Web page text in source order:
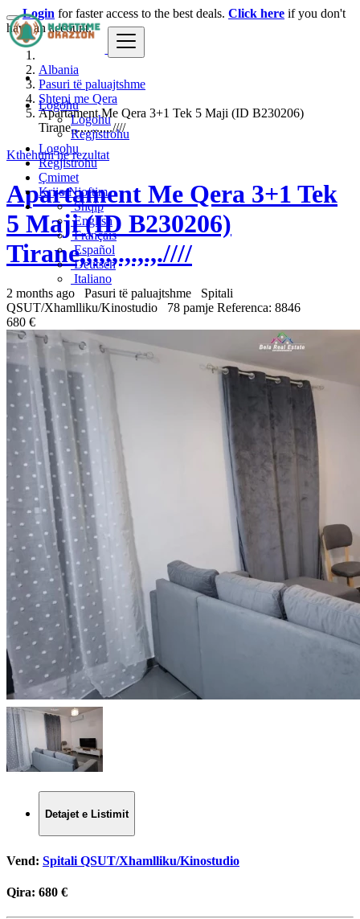
Logohu
Logohu
Regjistrohu
Logohu
Regjistrohu
Çmimet
Krijo Njoftim
Shqip
English
Français
Español
Deutsch
Italiano
Login for faster access to the best deals. Click here if you don't
have an account.
Albania
Pasuri të paluajtshme
Shtepi me Qera
Apartament Me Qera 3+1 Tek 5 Maji (ID B230206)
Tirane,,.,.,.,.,.,.////
Kthehuni ne rezultat
Apartament Me Qera 3+1 Tek
5 Maji (ID B230206)
Tirane,,.,.,.,.,.,.////
2 months ago Pasuri të paluajtshme
Spitali
QSUT/Xhamlliku/Kinostudio
78 pamje Referenca: 8846
680 €
Detajet e Listimit
Vend: Spitali QSUT/Xhamlliku/Kinostudio
Qira: 680 €